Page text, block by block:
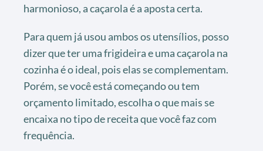
harmonioso, a caçarola é a aposta certa.
Para quem já usou ambos os utensílios, posso
dizer que ter uma frigideira e uma caçarola na
cozinha é o ideal, pois elas se complementam.
Porém, se você está começando ou tem
orçamento limitado, escolha o que mais se
encaixa no tipo de receita que você faz com
frequência.